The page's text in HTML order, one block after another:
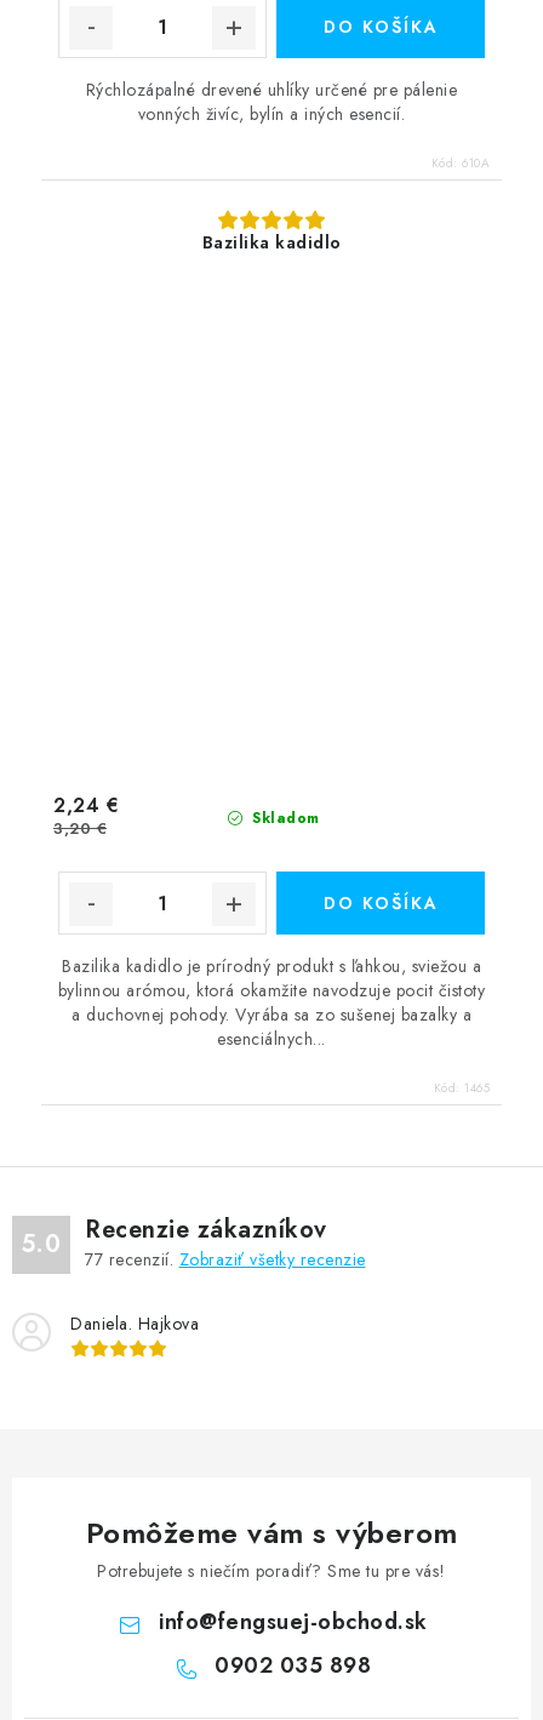
DO KOŠÍKA
Rýchlozápalné drevené uhlíky určené pre pálenie
vonných živíc, bylín a iných esencií.
Kód: 610A
Bazilika kadidlo
Skladom
2,24 €
3,20 €
DO KOŠÍKA
Bazilika kadidlo je prírodný produkt s ľahkou, sviežou a
bylinnou arómou, ktorá okamžite navodzuje pocit čistoty
a duchovnej pohody. Vyrába sa zo sušenej bazalky a
esenciálnych...
Kód: 1465
5.0 Recenzie zákazníkov
77 recenzií. Zobraziť všetky recenzie
Daniela. Hajkova
Pomôžeme vám s výberom
Potrebujete s niečím poradiť? Sme tu pre vás!
info@fengsuej-obchod.sk
0902 035 898